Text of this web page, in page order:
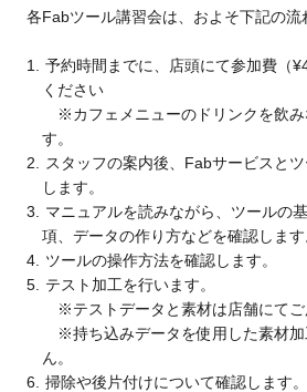
各Fabツール講習会は、およそ下記の流
予約時間までに、店頭にて参加費（
ください
※カフェメニューのドリンクを飲み
す。
スタッフの案内後、Fabサービスと
します。
マニュアルを読みながら、ツールの
項、データの作り方などを確認します
ツールの操作方法を確認します。
テスト加工を行います。
※テストデータと素材は店舗にてご
※持ち込みデータを使用した素材加
ん。
掃除や後片付けについて確認します。